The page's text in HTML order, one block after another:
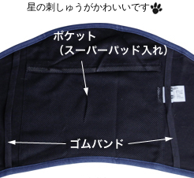
星の刺しゅうがかわいいです